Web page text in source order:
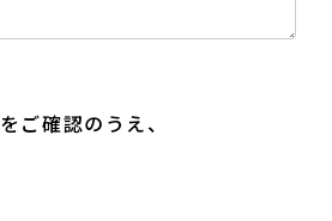
をご確認のうえ、